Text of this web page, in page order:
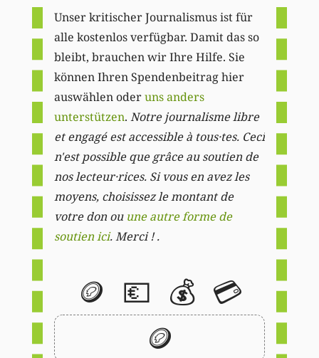
Unser kritischer Journalismus ist für
alle kostenlos verfügbar. Damit das so
bleibt, brauchen wir Ihre Hilfe. Sie
können Ihren Spendenbeitrag hier
auswählen oderuns anders
unterstützen. Notre journalisme libre
et engagé est accessible à tous·tes. Ceci
n'est possible que grâce au soutien de
nos lecteur·rices. Si vous en avez les
moyens, choisissez le montant de
votre don ou une autre forme de
soutien ici. Merci ! .
🪙 💶 💰 💳
🪙